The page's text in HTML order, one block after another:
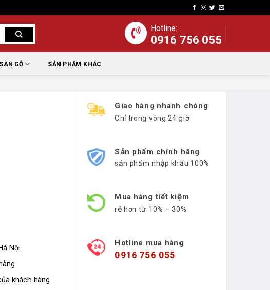
Hotline:
0916 756 055
SÀN GỖ SẢN PHẨM KHÁC
Nội
khách hàng
Giao hàng nhanh chóng
Chỉ trong vòng 24 giờ
Sản phẩm chính hãng
sản phẩm nhập khẩu 100%
Mua hàng tiết kiệm
rẻ hơn từ 10% – 30%
Hotline mua hàng
0916 756 055